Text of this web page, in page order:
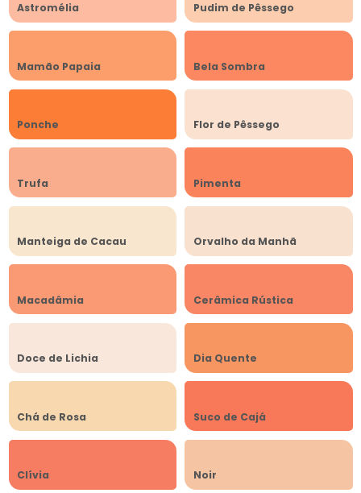
Astromélia Pudim de Pêssego
Mamão Papaia Bela Sombra
Ponche Flor de Pêssego
Trufa Pimenta
Manteiga de Cacau Orvalho da Manhã
Macadâmia Cerâmica Rústica
Doce de Lichia Dia Quente
Chá de Rosa Suco de Cajá
Clívia Noir